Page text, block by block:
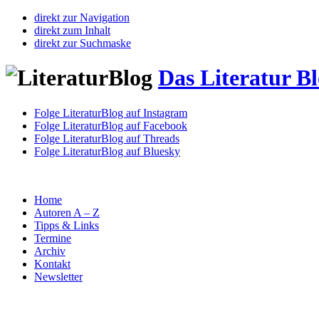
direkt zur Navigation
direkt zum Inhalt
direkt zur Suchmaske
Das Literatur
Folge LiteraturBlog auf Instagram
Folge LiteraturBlog auf Facebook
Folge LiteraturBlog auf Threads
Folge LiteraturBlog auf Bluesky
Home
Autoren A – Z
Tipps & Links
Termine
Archiv
Kontakt
Newsletter